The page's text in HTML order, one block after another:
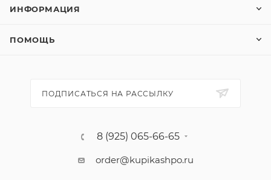
ИНФОРМАЦИЯ
ПОМОЩЬ
ПОДПИСАТЬСЯ НА РАССЫЛКУ
8 (925) 065-66-65
order@kupikashpo.ru